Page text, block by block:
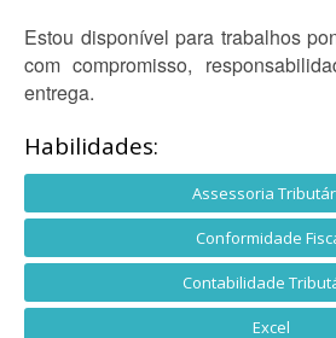
Estou disponível para trabalhos
com compromisso,
entrega.
Habilidades:
Assessoria
Conformidade
Contabilidade
Excel